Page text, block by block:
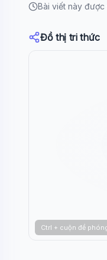
Bài viết này được
Đồ thị tri thức
Ctrl + cuộn để